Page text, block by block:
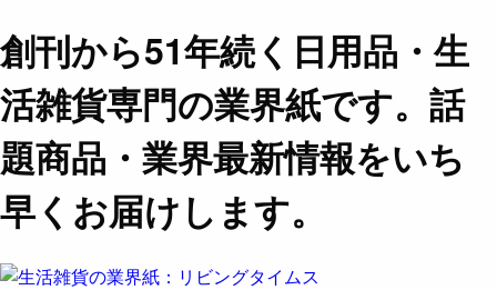
創刊から51年続く日用品・生
活雑貨専門の業界紙です。話
題商品・業界最新情報をいち
早くお届けします。